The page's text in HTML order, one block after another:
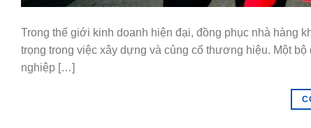
Trong thế giới kinh doanh hiện đại, đồng phục nhà hàng
trọng trong việc xây dựng và củng cố thương hiệu. Một
nghiệp […]